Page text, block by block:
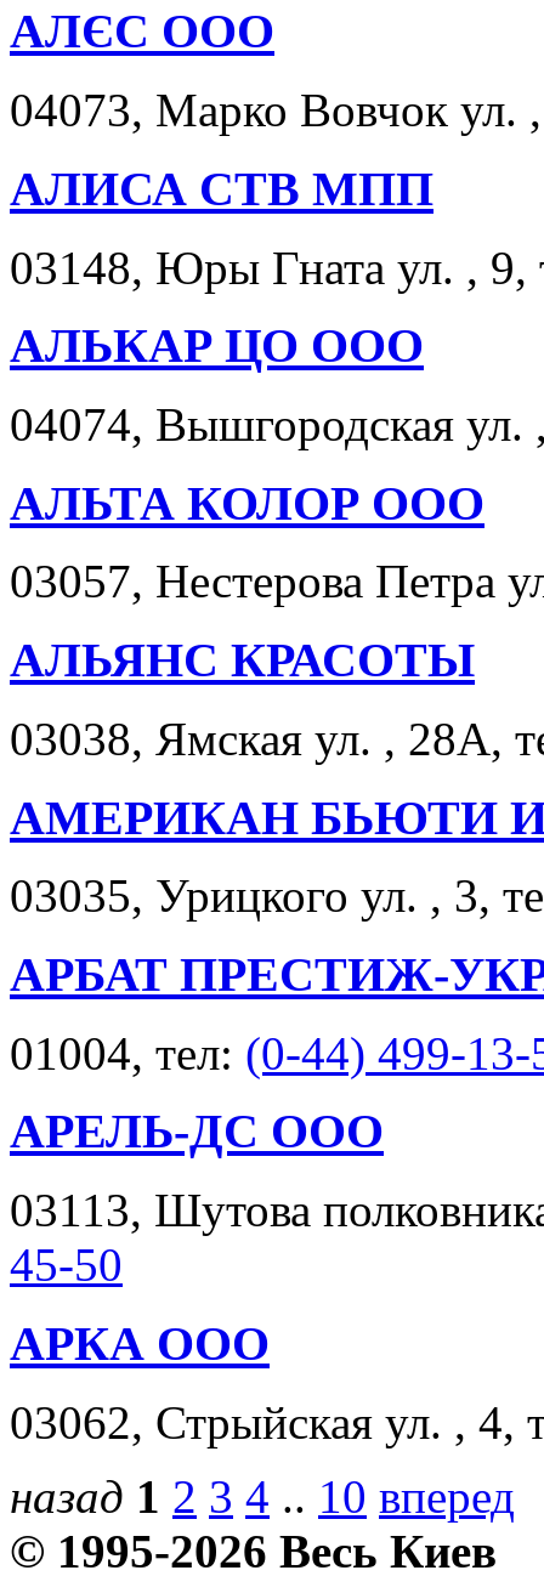
АЛЄС ООО
04073, Марко Вовчок ул.
АЛИСА СТВ МПП
03148, Юры Гната ул. , 9,
АЛЬКАР ЦО ООО
04074, Вышгородская ул.
АЛЬТА КОЛОР ООО
03057, Нестерова Петра
АЛЬЯНС КРАСОТЫ
03038, Ямская ул. , 28А,
АМЕРИКАН БЬЮТИ
03035, Урицкого ул. , 3,
АРБАТ ПРЕСТИЖ-
01004, тел: (0-44) 499-13-
АРЕЛЬ-ДС ООО
03113, Шутова
45-50
АРКА ООО
03062, Стрыйская ул. , 4,
назад 1 2 3 4 .. 10 вперед
© 1995-2026 Весь Киев